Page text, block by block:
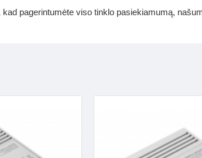
pagerintumėte viso tinklo pasiekiamumą,